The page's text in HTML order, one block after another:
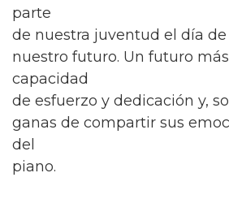
parte
de nuestra juventud el día
nuestro futuro. Un futuro
capacidad
de esfuerzo y dedicación y,
ganas de compartir sus
del
piano.